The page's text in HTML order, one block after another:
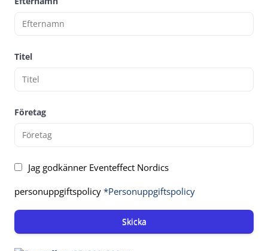
Titel
Företag
Jag godkänner Eventeffect Nordics
personuppgiftspolicy *Personuppgiftspolicy
Skicka